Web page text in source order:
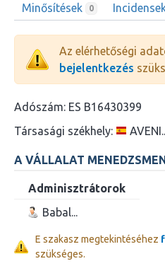
Minősítések 0
Az elérhetőségi
bejelentkezés
Adószám: ES B16430399
Társasági székhely:
A VÁLLALAT
Adminisztrátorok
Babal...
E szakasz megtekintéséhez
szükséges.